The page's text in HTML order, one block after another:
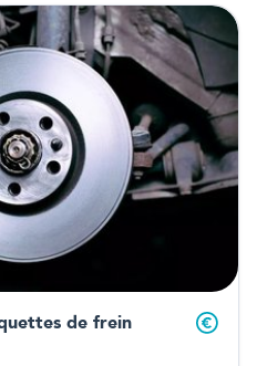
de frein